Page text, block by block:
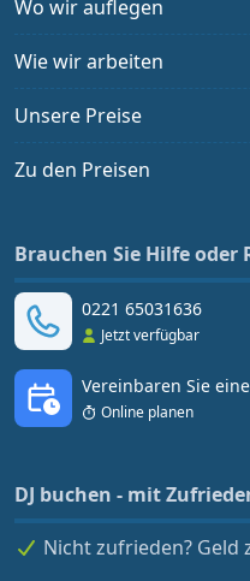
Wo wir auflegen
Wie wir arbeiten
Unsere Preise
Zu den Preisen
Brauchen Sie Hilfe oder
0221 65031636
Jetzt verfügbar
Vereinbaren Sie
Online planen
DJ buchen - mit
Nicht zufrieden? Geld